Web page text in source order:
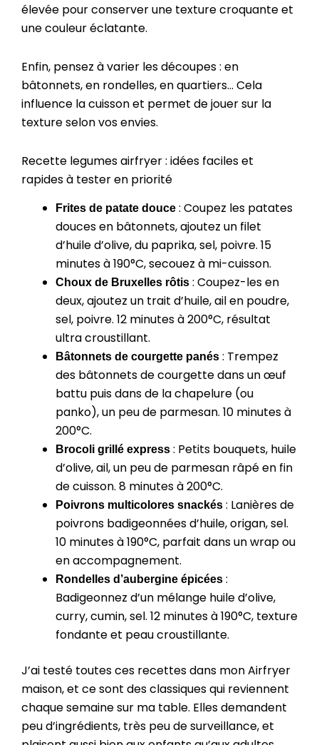
élevée pour conserver une texture croquante et
une couleur éclatante.
Enfin, pensez à varier les découpes : en
bâtonnets, en rondelles, en quartiers… Cela
influence la cuisson et permet de jouer sur la
texture selon vos envies.
Recette legumes airfryer : idées faciles et
rapides à tester en priorité
Frites de patate douce : Coupez les patates
douces en bâtonnets, ajoutez un filet
d’huile d’olive, du paprika, sel, poivre. 15
minutes à 190°C, secouez à mi-cuisson.
Choux de Bruxelles rôtis : Coupez-les en
deux, ajoutez un trait d’huile, ail en poudre,
sel, poivre. 12 minutes à 200°C, résultat
ultra croustillant.
Bâtonnets de courgette panés : Trempez
des bâtonnets de courgette dans un œuf
battu puis dans de la chapelure (ou
panko), un peu de parmesan. 10 minutes à
200°C.
Brocoli grillé express : Petits bouquets, huile
d’olive, ail, un peu de parmesan râpé en fin
de cuisson. 8 minutes à 200°C.
Poivrons multicolores snackés : Lanières de
poivrons badigeonnées d’huile, origan, sel.
10 minutes à 190°C, parfait dans un wrap ou
en accompagnement.
Rondelles d’aubergine épicées :
Badigeonnez d’un mélange huile d’olive,
curry, cumin, sel. 12 minutes à 190°C, texture
fondante et peau croustillante.
J’ai testé toutes ces recettes dans mon Airfryer
maison, et ce sont des classiques qui reviennent
chaque semaine sur ma table. Elles demandent
peu d’ingrédients, très peu de surveillance, et